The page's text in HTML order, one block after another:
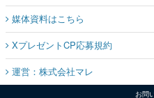
媒体資料はこちら
XプレゼントCP応募規約
運営：株式会社マレ
お問